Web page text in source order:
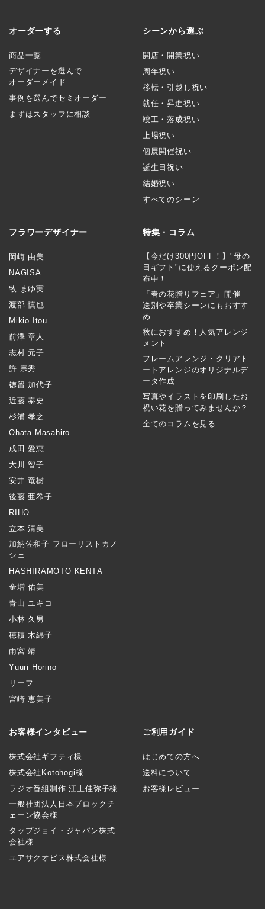
オーダーする
商品一覧
デザイナーを選んで
オーダーメイド
事例を選んでセミオーダー
まずはスタッフに相談
シーンから選ぶ
開店・開業祝い
周年祝い
移転・引越し祝い
就任・昇進祝い
竣工・落成祝い
上場祝い
個展開催祝い
誕生日祝い
結婚祝い
すべてのシーン
フラワーデザイナー
岡崎 由美
NAGISA
牧 まゆ実
渡部 慎也
Mikio Itou
前澤 章人
志村 元子
許 宗秀
徳留 加代子
近藤 泰史
杉浦 孝之
Ohata Masahiro
成田 愛恵
大川 智子
安井 竜樹
後藤 亜希子
RIHO
立本 清美
加納佐和子 フローリストカノ
シェ
HASHIRAMOTO KENTA
金増 佑美
青山 ユキコ
小林 久男
穂積 木綿子
雨宮 靖
Yuuri Horino
リーフ
宮崎 恵美子
特集・コラム
【今だけ300円OFF！】"母の
日ギフト"に使えるクーポン配
布中！
「春の花贈りフェア」開催｜
送別や卒業シーンにもおすす
め
秋におすすめ！人気アレンジ
メント
フレームアレンジ・クリアト
ートアレンジのオリジナルデ
ータ作成
写真やイラストを印刷したお
祝い花を贈ってみませんか？
全てのコラムを見る
お客様インタビュー
株式会社ギフティ様
株式会社Kotohogi様
ラジオ番組制作 江上佳弥子様
一般社団法人日本ブロックチ
ェーン協会様
タップジョイ・ジャパン株式
会社様
ユアサクオビス株式会社様
ご利用ガイド
はじめての方へ
送料について
お客様レビュー